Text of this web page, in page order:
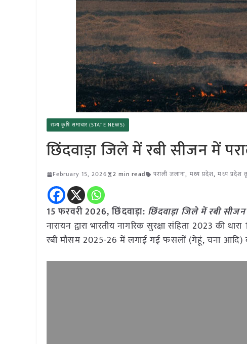
राज्य कृषि समाचार (STATE NEWS)
छिंदवाड़ा जिले में रबी सीजन में
February 15, 2026 2 min read पराली जलाना, मध्य प्रदेश,मध्य प्रदेश
15 फरवरी 2026,छिंदवाड़ा: छिंदवाड़ा जिले में रबी
नारायन द्वारा भारतीय नागरिक सुरक्षा संहिता 2023 की
रबी मौसम 2025-26 में लगाई गई फसलों (गेहूं, चना आदि)